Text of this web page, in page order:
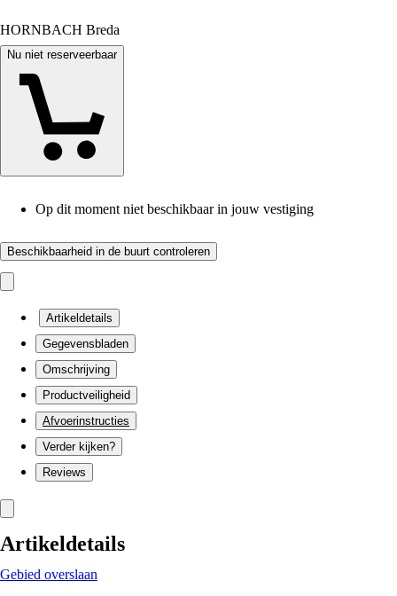
HORNBACH Breda
Nu niet reserveerbaar
Op dit moment niet beschikbaar in jouw vestiging
Beschikbaarheid in de buurt controleren
Artikeldetails
Gegevensbladen
Omschrijving
Productveiligheid
Afvoerinstructies
Verder kijken?
Reviews
Artikeldetails
Gebied overslaan